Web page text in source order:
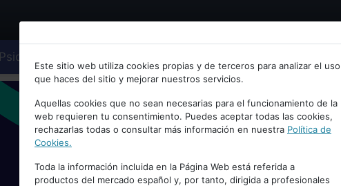
Bienvenid@ a psiquiatria.com
Escribe tu Email
Accede o regístrate con tu email.
Psiquiatría
Este sitio web utiliza cookies propias y de terceros para analizar el uso
que haces del sitio y mejorar nuestros servicios.
Aquellas cookies que no sean necesarias para el funcionamiento de la
web requieren tu consentimiento. Puedes aceptar todas las cookies,
rechazarlas todas o consultar más información en nuestra Política de
Cookies.
Toda la información incluida en la Página Web está referida a
productos del mercado español y, por tanto, dirigida a profesionales